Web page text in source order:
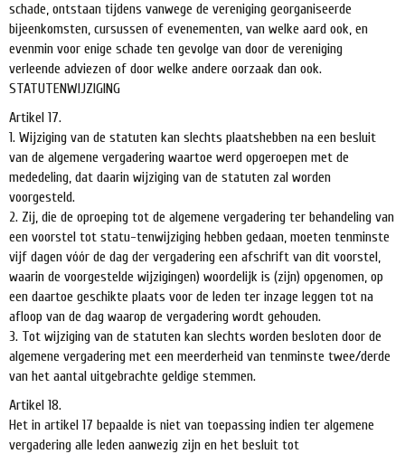
schade, ontstaan tijdens vanwege de vereniging georganiseerde
bijeenkomsten, cursussen of evenementen, van welke aard ook, en
evenmin voor enige schade ten gevolge van door de vereniging
verleende adviezen of door welke andere oorzaak dan ook.
STATUTENWIJZIGING
Artikel 17.
1. Wijziging van de statuten kan slechts plaatshebben na een besluit
van de algemene vergadering waartoe werd opgeroepen met de
mededeling, dat daarin wijziging van de statuten zal worden
voorgesteld.
2. Zij, die de oproeping tot de algemene vergadering ter behandeling van
een voorstel tot statu-tenwijziging hebben gedaan, moeten tenminste
vijf dagen vóór de dag der vergadering een afschrift van dit voorstel,
waarin de voorgestelde wijzigingen) woordelijk is (zijn) opgenomen, op
een daartoe geschikte plaats voor de leden ter inzage leggen tot na
afloop van de dag waarop de vergadering wordt gehouden.
3. Tot wijziging van de statuten kan slechts worden besloten door de
algemene vergadering met een meerderheid van tenminste twee/derde
van het aantal uitgebrachte geldige stemmen.
Artikel 18.
Het in artikel 17 bepaalde is niet van toepassing indien ter algemene
vergadering alle leden aanwezig zijn en het besluit tot